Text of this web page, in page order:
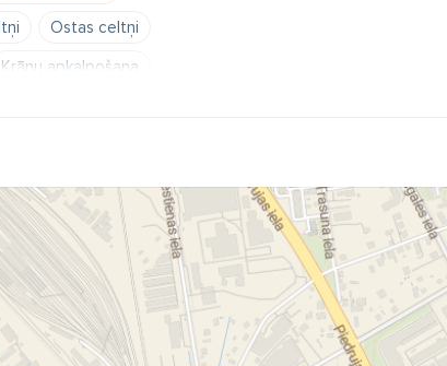
Ostas celtņi
Krānu apkalpošana
serviss
latvija sia konecranes